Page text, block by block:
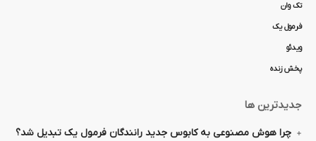
تک وان
فرمول یک
ویدئو
پخش زنده
جدیدترین ها
چرا هوش مصنوعی به کابوس جدید رانندگان فرمول یک تبدیل شد؟